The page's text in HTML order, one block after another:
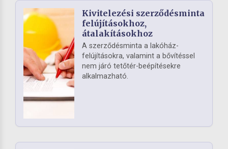
Kivitelezési szerződésminta
felújításokhoz,
átalakításokhoz
A szerződésminta a lakóház-
felújításokra, valamint a bővítéssel
nem járó tetőtér-beépítésekre
alkalmazható.